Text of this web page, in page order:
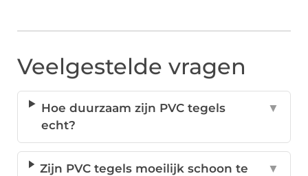
Veelgestelde vragen
Hoe duurzaam zijn PVC tegels
echt?
▼
Zijn PVC tegels moeilijk schoon te ▼